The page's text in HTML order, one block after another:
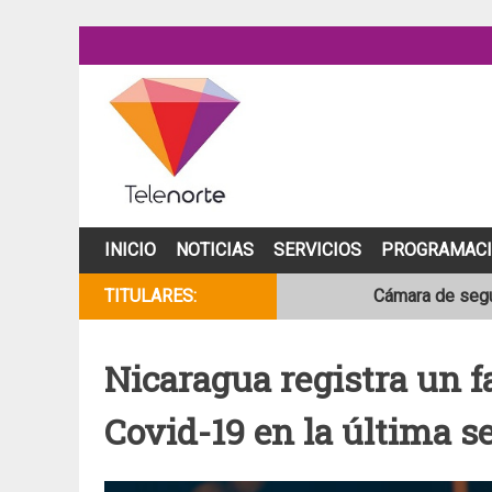
to
content
INICIO NOTICIAS SERVICIOS
TITULARES: Cámara de
Adolescente
Nicaragua registra un
Covid-19 en la última